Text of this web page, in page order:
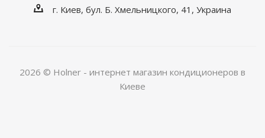
г. Киев, бул. Б. Хмельницкого, 41, Украина
2026 © Holner - интернет магазин кондиционеров в
Киеве